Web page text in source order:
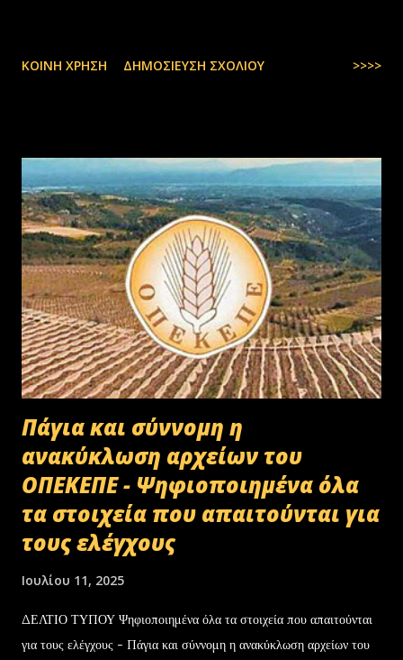
ΚΟΙΝΉ ΧΡΉΣΗ ΔΗΜΟΣΊΕΥΣΗ ΣΧΟΛΊΟΥ >>>>
Πάγια και σύννομη η
ανακύκλωση αρχείων του
ΟΠΕΚΕΠΕ - Ψηφιοποιημένα όλα
τα στοιχεία που απαιτούνται για
τους ελέγχους
Ιουλίου 11, 2025
ΔΕΛΤΙΟ ΤΥΠΟΥ Ψηφιοποιημένα όλα τα στοιχεία που απαιτούνται
για τους ελέγχους - Πάγια και σύννομη η ανακύκλωση αρχείων του